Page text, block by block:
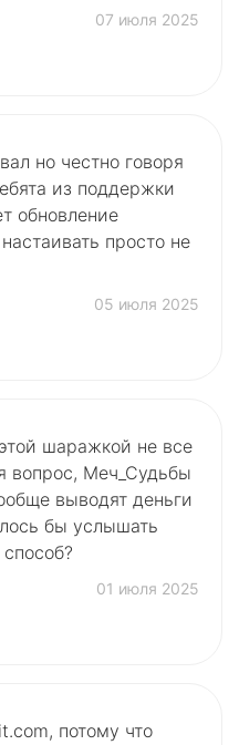
07 июля 2025
но честно говоря
из поддержки
обновление
просто не
05 июля 2025
шаражкой не все
вопрос, Меч_Судьбы
выводят деньги
бы услышать
01 июля 2025
потому что